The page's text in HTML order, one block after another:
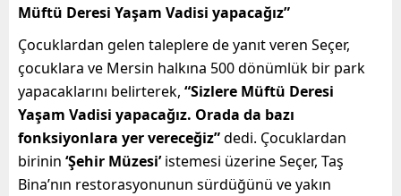
Müftü Deresi Yaşam Vadisi yapacağız”
Çocuklardan gelen taleplere de yanıt veren Seçer,
çocuklara ve Mersin halkına 500 dönümlük bir park
yapacaklarını belirterek, “Sizlere Müftü Deresi
Yaşam Vadisi yapacağız. Orada da bazı
fonksiyonlara yer vereceğiz”dedi. Çocuklardan
birinin ‘Şehir Müzesi’istemesi üzerine Seçer, Taş
Bina’nın restorasyonunun sürdüğünü ve yakın